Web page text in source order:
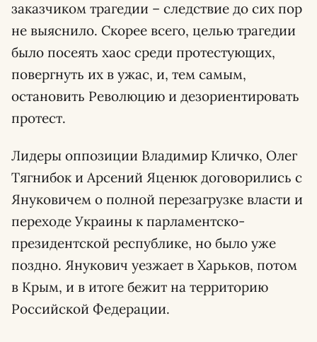
заказчиком трагедии – следствие до сих пор
не выяснило. Скорее всего, целью трагедии
было посеять хаос среди протестующих,
повергнуть их в ужас, и, тем самым,
остановить Революцию и дезориентировать
протест.
Лидеры оппозиции Владимир Кличко, Олег
Тягнибок и Арсений Яценюк договорились с
Януковичем о полной перезагрузке власти и
переходе Украины к парламентско-
президентской республике, но было уже
поздно. Янукович уезжает в Харьков, потом
в Крым, и в итоге бежит на территорию
Российской Федерации.